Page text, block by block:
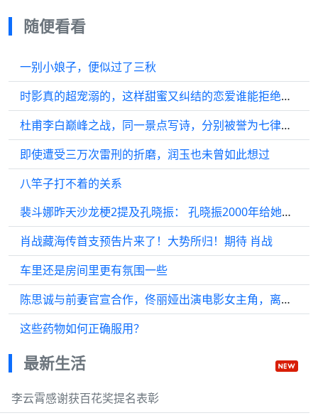
随便看看
一别小娘子，便似过了三秋
时影真的超宠溺的，这样甜蜜又纠结的恋爱谁能拒绝呢？
杜甫李白巅峰之战，同一景点写诗，分别被誉为七律第一、七绝第一
即使遭受三万次雷刑的折磨，润玉也未曾如此想过
八竿子打不着的关系
裴斗娜昨天沙龙梗2提及孔晓振： 孔晓振2000年给她做的钥匙扣，她现在还在用…
肖战藏海传首支预告片来了！大势所归！期待 肖战
车里还是房间里更有氛围一些
陈思诚与前妻官宣合作，佟丽娅出演电影女主角，离婚3年还是好友
这些药物如何正确服用？
最新生活
李云霄感谢获百花奖提名表彰